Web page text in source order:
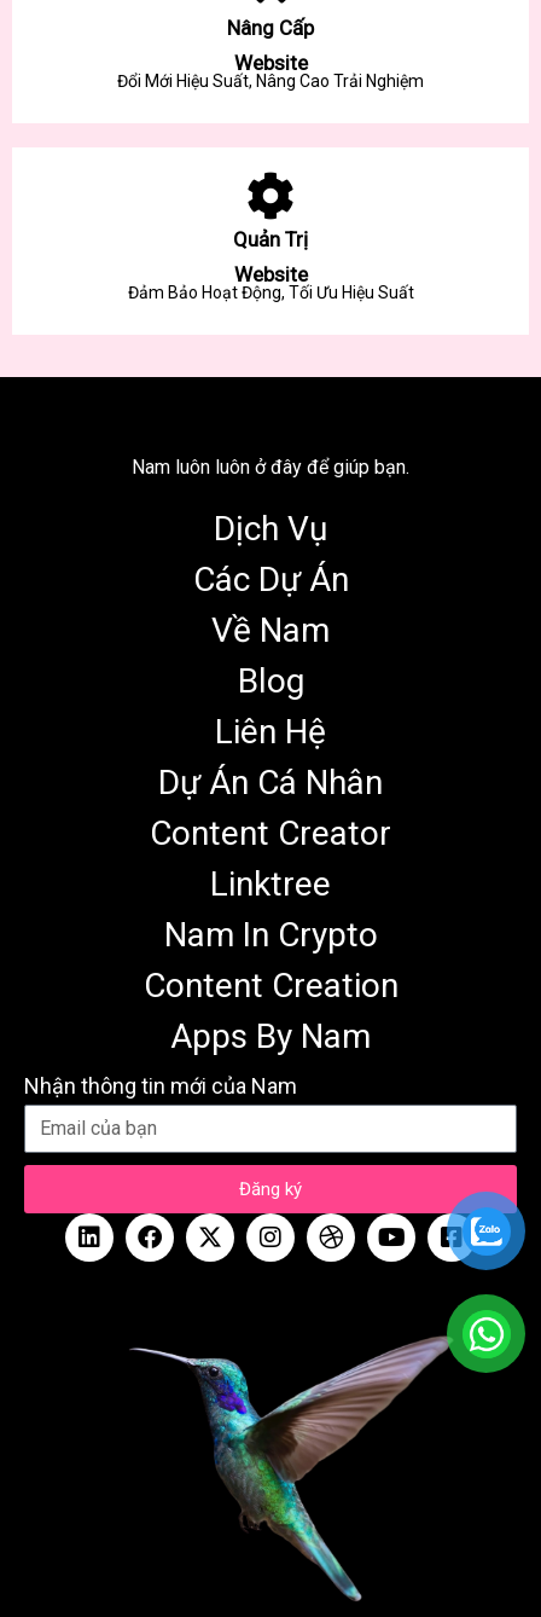
Nâng Cấp
Website
Đổi Mới Hiệu Suất, Nâng Cao Trải Nghiệm
Quản Trị
Website
Đảm Bảo Hoạt Động, Tối Ưu Hiệu Suất
Nam luôn luôn ở đây để giúp bạn.
Dịch Vụ
Các Dự Án
Về Nam
Blog
Liên Hệ
Dự Án Cá Nhân
Content Creator
Linktree
Nam In Crypto
Content Creation
Apps By Nam
Nhận thông tin mới của Nam
Đăng ký